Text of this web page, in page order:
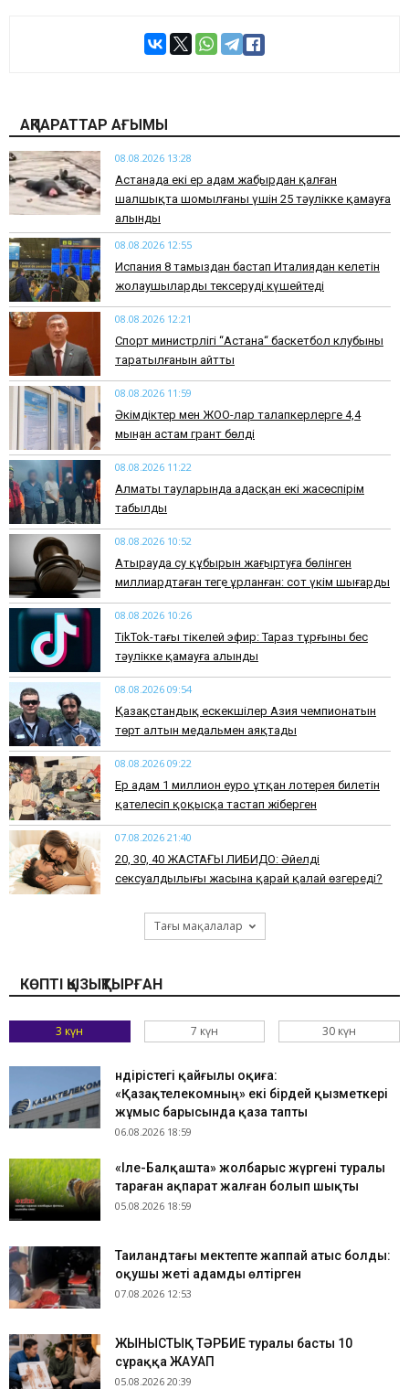
АҚПАРАТТАР АҒЫМЫ
08.08.2026 13:28
Астанада екі ер адам жаңбырдан қалған
шалшықта шомылғаны үшін 25 тәулікке қамауға
алынды
08.08.2026 12:55
Испания 8 тамыздан бастап Италиядан келетін
жолаушыларды тексеруді күшейтеді
08.08.2026 12:21
Спорт министрлігі “Астана“ баскетбол клубының
таратылғанын айтты
08.08.2026 11:59
Әкімдіктер мен ЖОО-лар талапкерлерге 4,4
мыңнан астам грант бөлді
08.08.2026 11:22
Алматы тауларында адасқан екі жасөспірім
табылды
08.08.2026 10:52
Атырауда су құбырын жаңғыртуға бөлінген
миллиардтаған теңге ұрланған: сот үкім шығарды
08.08.2026 10:26
TikTok-тағы тікелей эфир: Тараз тұрғыны бес
тәулікке қамауға алынды
08.08.2026 09:54
Қазақстандық ескекшілер Азия чемпионатын
төрт алтын медальмен аяқтады
08.08.2026 09:22
Ер адам 1 миллион еуро ұтқан лотерея билетін
қателесіп қоқысқа тастап жіберген
07.08.2026 21:40
​20, 30, 40 ЖАСТАҒЫ ЛИБИДО: Әйелдің
сексуалдылығы жасына қарай қалай өзгереді?
Тағы мақалалар
КӨПТІ ҚЫЗЫҚТЫРҒАН
3 күн 7 күн 30 күн
Өндірістегі қайғылы оқиға:
«Қазақтелекомның» екі бірдей қызметкері
жұмыс барысында қаза тапты
06.08.2026 18:59
«Іле-Балқашта» жолбарыс жүргені туралы
тараған ақпарат жалған болып шықты
05.08.2026 18:59
Таиландтағы мектепте жаппай атыс болды:
оқушы жеті адамды өлтірген
07.08.2026 12:53
ЖЫНЫСТЫҚ ТӘРБИЕ туралы басты 10
сұраққа ЖАУАП
05.08.2026 20:39